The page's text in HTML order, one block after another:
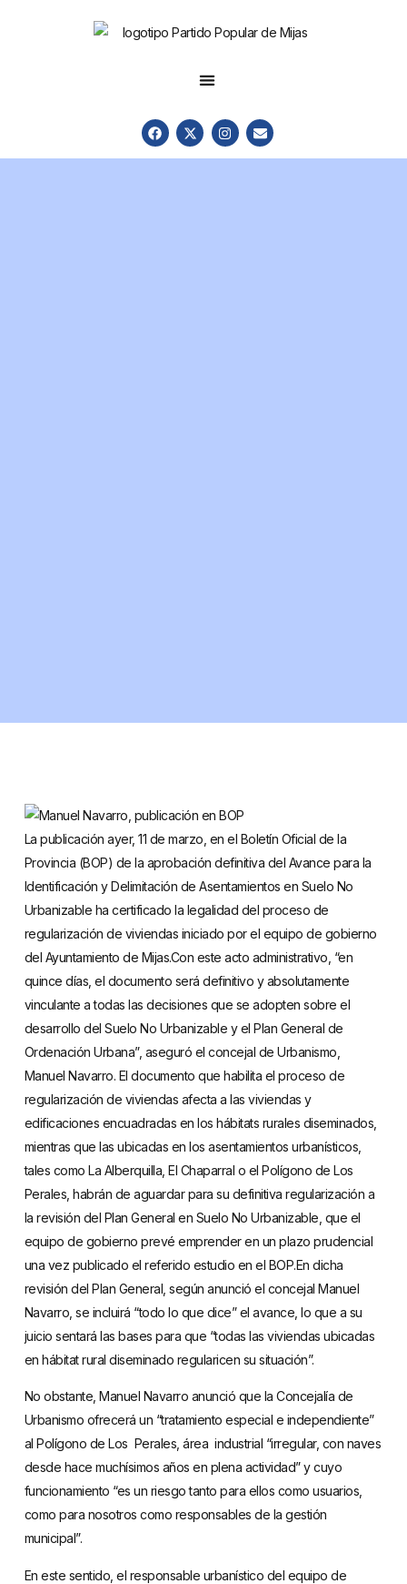
La publicación ayer, 11 de marzo, en el Boletín Oficial de la
Provincia (BOP) de la aprobación definitiva del Avance para la
Identificación y Delimitación de Asentamientos en Suelo No
Urbanizable ha certificado la legalidad del proceso de
regularización de viviendas iniciado por el equipo de gobierno
del Ayuntamiento de Mijas.Con este acto administrativo, “en
quince días, el documento será definitivo y absolutamente
vinculante a todas las decisiones que se adopten sobre el
desarrollo del Suelo No Urbanizable y el Plan General de
Ordenación Urbana”, aseguró el concejal de Urbanismo,
Manuel Navarro. El documento que habilita el proceso de
regularización de viviendas afecta a las viviendas y
edificaciones encuadradas en los hábitats rurales diseminados,
mientras que las ubicadas en los asentamientos urbanísticos,
tales como La Alberquilla, El Chaparral o el Polígono de Los
Perales, habrán de aguardar para su definitiva regularización a
la revisión del Plan General en Suelo No Urbanizable, que el
equipo de gobierno prevé emprender en un plazo prudencial
una vez publicado el referido estudio en el BOP.En dicha
revisión del Plan General, según anunció el concejal Manuel
Navarro, se incluirá “todo lo que dice” el avance, lo que a su
juicio sentará las bases para que “todas las viviendas ubicadas
en hábitat rural diseminado regularicen su situación”.
No obstante, Manuel Navarro anunció que la Concejalía de
Urbanismo ofrecerá un “tratamiento especial e independiente”
al Polígono de Los Perales, área industrial “irregular, con naves
desde hace muchísimos años en plena actividad” y cuyo
funcionamiento “es un riesgo tanto para ellos como usuarios,
como para nosotros como responsables de la gestión
municipal”.
En este sentido, el responsable urbanístico del equipo de